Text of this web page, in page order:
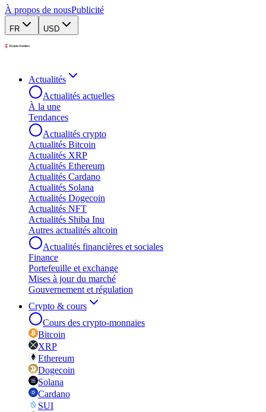
À propos de nousPublicité
FR USD
Actualités
Actualités actuelles
À la une
Tendances
Actualités crypto
Actualités Bitcoin
Actualités XRP
Actualités Ethereum
Actualités Cardano
Actualités Solana
Actualités Dogecoin
Actualités NFT
Actualités Shiba Inu
Autres actualités altcoin
Actualités financières et sociales
Finance
Portefeuille et exchange
Mises à jour du marché
Gouvernement et régulation
Crypto & cours
Cours des crypto-monnaies
Bitcoin
XRP
Ethereum
Dogecoin
Solana
Cardano
SUI